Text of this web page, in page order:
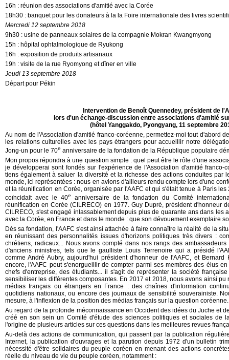
16h : réunion des associations d'amitié avec la Corée
18h30 : banquet pour les donateurs à la la Foire internationale des livres
Mercredi 12 septembre 2018
9h30 : usine de panneaux solaires de la compagnie Mokran Kwangmyong
15h : hôpital ophtalmologique de Ryukong
16h : exposition de produits artisanaux
19h : visite de la rue Ryomyong et dîner en ville
Jeudi 13 septembre 2018
Départ pour Pékin
Intervention de Benoît Quennedey, président de
lors d'un échange-discussion entre associations d'amitié
(hôtel Yanggakdo, Pyongyang, 11 septembre
Au nom de l'Association d'amitié franco-coréenne, permettez-moi tout d'abord
les relations culturelles avec les pays étrangers pour accueillir notre
Jong-un pour le 70e anniversaire de la fondation de la République populaire
Mon propos répondra à une question simple : quel peut être le rôle d'une
je développerai sont fondés sur l'expérience de l'Association d'amitié franco-
tiens également à saluer la diversité et la richesse des actions conduites par
monde, ici représentées : nous en avions d'ailleurs rendu compte lors d'une
et la réunification en Corée, organisée par l'AAFC et qui s'était tenue à Paris
coïncidait avec le 40e
anniversaire de la fondation du Comité
réunification en Corée (CILRECO) en 1977. Guy Dupré, président d'honneur
CILRECO, s'est engagé inlassablement depuis plus de quarante ans dans les
avec la Corée, en France et dans le monde : que son dévouement exemplaire
Dès sa fondation, l'AAFC s'est ainsi attachée à faire connaître la réalité de la
en réunissant des personnalités issues d'horizons politiques très divers :
chrétiens, radicaux... Nous avons compté dans nos rangs des
d'anciens ministres, tels que le gaulliste Louis Terrenoire qui a présidé
comme André Aubry, aujourd'hui président d'honneur de l'AAFC, et Bernard
encore, l'AAFC peut s'enorgueillir de compter parmi ses membres des élus
chefs d'entreprise, des étudiants... il s'agit de représenter la société
sensibiliser les différentes composantes. En 2017 et 2018, nous avons ainsi
médias français ou étrangers en France : des chaînes d'information
quotidiens nationaux, ou encore des journaux de sensibilité souverainiste.
mesure, à l'inflexion de la position des médias français sur la question coréenne.
Au regard de la profonde méconnaissance en Occident des idées du Juche et
créé en son sein un Comité d'étude des sciences politiques et sociales de
l'origine de plusieurs articles sur ces questions dans les meilleures revues
Au-delà des actions de communication, qui passent par la publication
Internet, la publication d'ouvrages et la parution depuis 1972 d'un bulletin
nécessité d'être solidaires du peuple coréen en menant des actions
réelle du niveau de vie du peuple coréen, notamment :